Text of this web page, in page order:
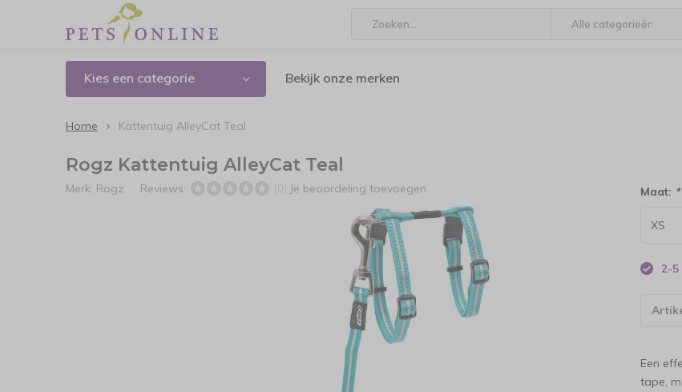
Kies een categorie Bekijk onze merken
Home Kattentuig AlleyCat Teal
Rogz Kattentuig AlleyCat Teal
Merk: Rogz Reviews: (0) Je beoordeling toevoegen Maat: *
2-
Een
tape,